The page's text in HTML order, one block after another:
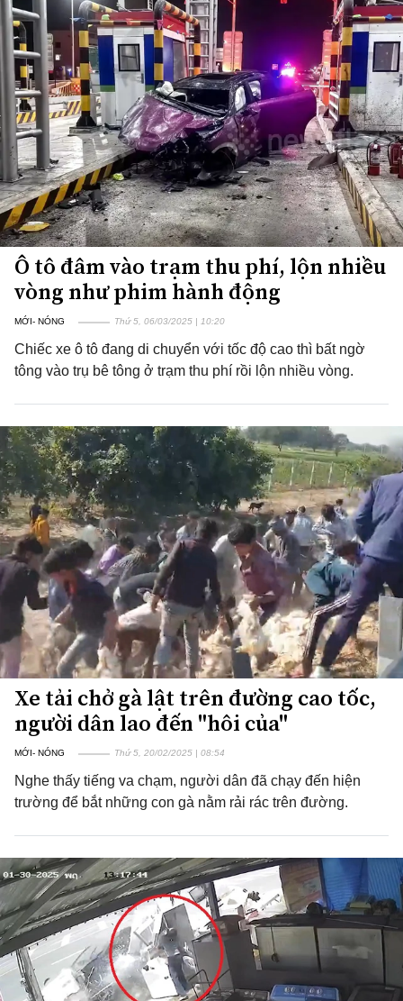
Ô tô đâm vào trạm thu phí, lộn nhiều
vòng như phim hành động
MỚI- NÓNG Thứ 5, 06/03/2025 | 10:20
Chiếc xe ô tô đang di chuyển với tốc độ cao thì bất ngờ
tông vào trụ bê tông ở trạm thu phí rồi lộn nhiều vòng.
Xe tải chở gà lật trên đường cao tốc,
người dân lao đến "hôi của"
MỚI- NÓNG Thứ 5, 20/02/2025 | 08:54
Nghe thấy tiếng va chạm, người dân đã chạy đến hiện
trường để bắt những con gà nằm rải rác trên đường.